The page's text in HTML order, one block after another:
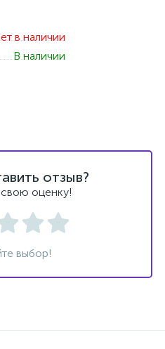
в наличии
В наличии
отзыв?
оценку!
выбор!